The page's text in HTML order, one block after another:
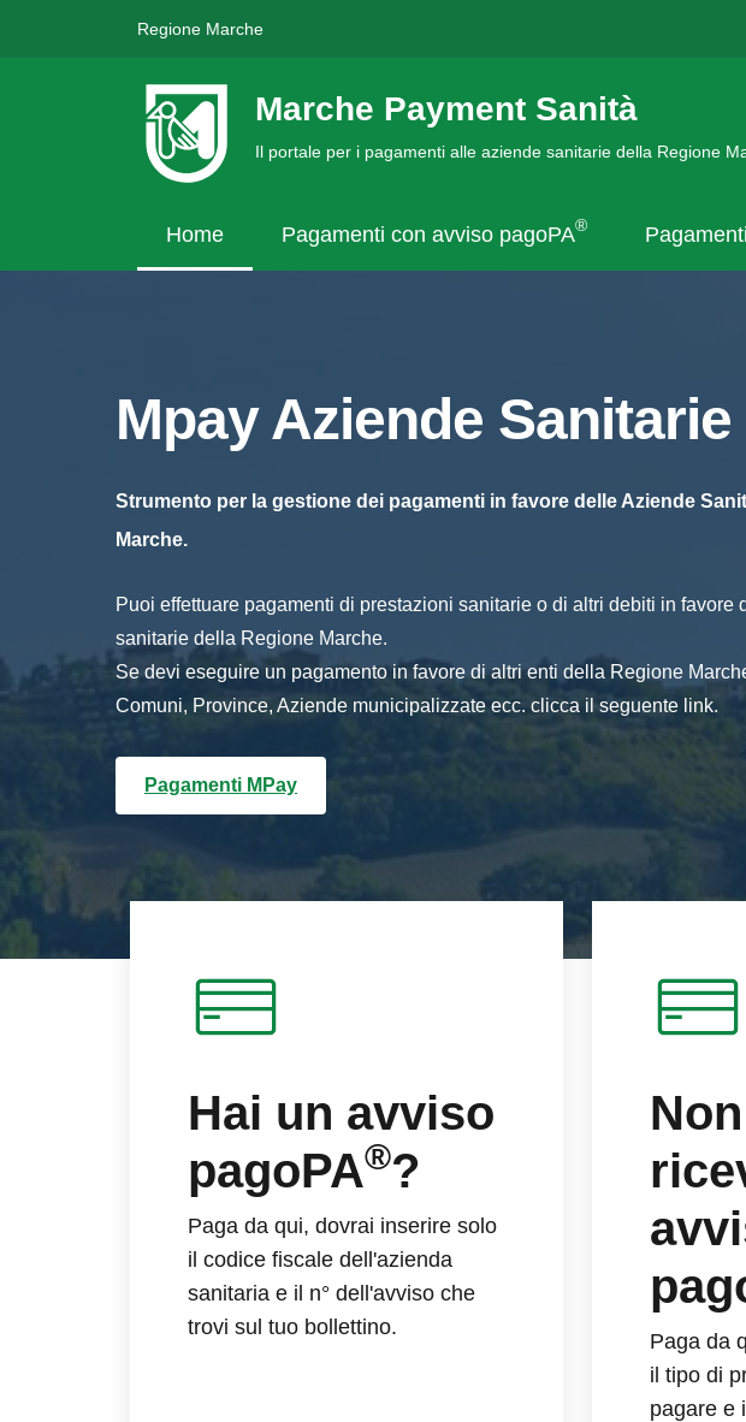
Regione Marche
Marche Payment Sanità
Il portale per i pagamenti alle aziende sanitarie della Regione
Home Pagamenti con avviso pagoPA® Pagamenti
Mpay Aziende Sanitarie
Strumento per la gestione dei pagamenti in favore delle Aziende
Marche.
Puoi effettuare pagamenti di prestazioni sanitarie o di altri debiti in favore
sanitarie della Regione Marche.
Se devi eseguire un pagamento in favore di altri enti della Regione
Comuni, Province, Aziende municipalizzate ecc. clicca il seguente link.
Pagamenti MPay
Hai un avviso
pagoPA®?
Paga da qui, dovrai inserire solo
il codice fiscale dell'azienda
sanitaria e il n° dell'avviso che
trovi sul tuo bollettino.
Paga da
il tipo di
pagare e